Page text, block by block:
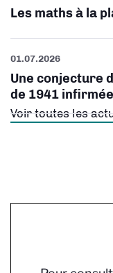
Voir toutes les
Les maths à la
01.07.2026
Une conjecture
de 1941 infirmée